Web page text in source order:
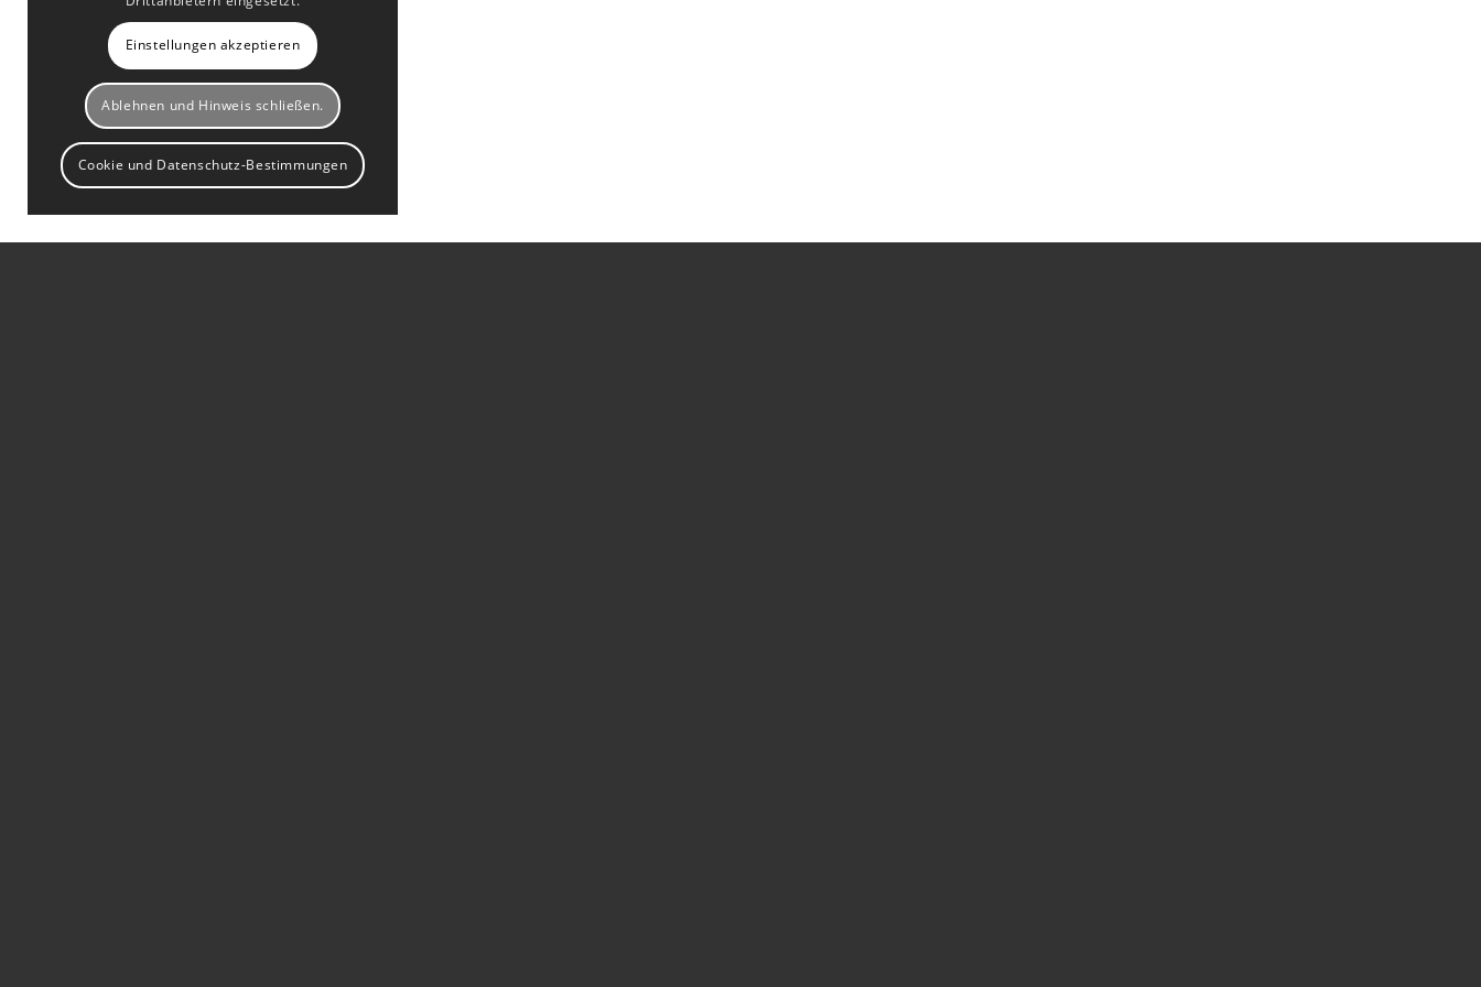
Einstellungen akzeptieren
Ablehnen und Hinweis schließen.
Cookie und Datenschutz-Bestimmungen